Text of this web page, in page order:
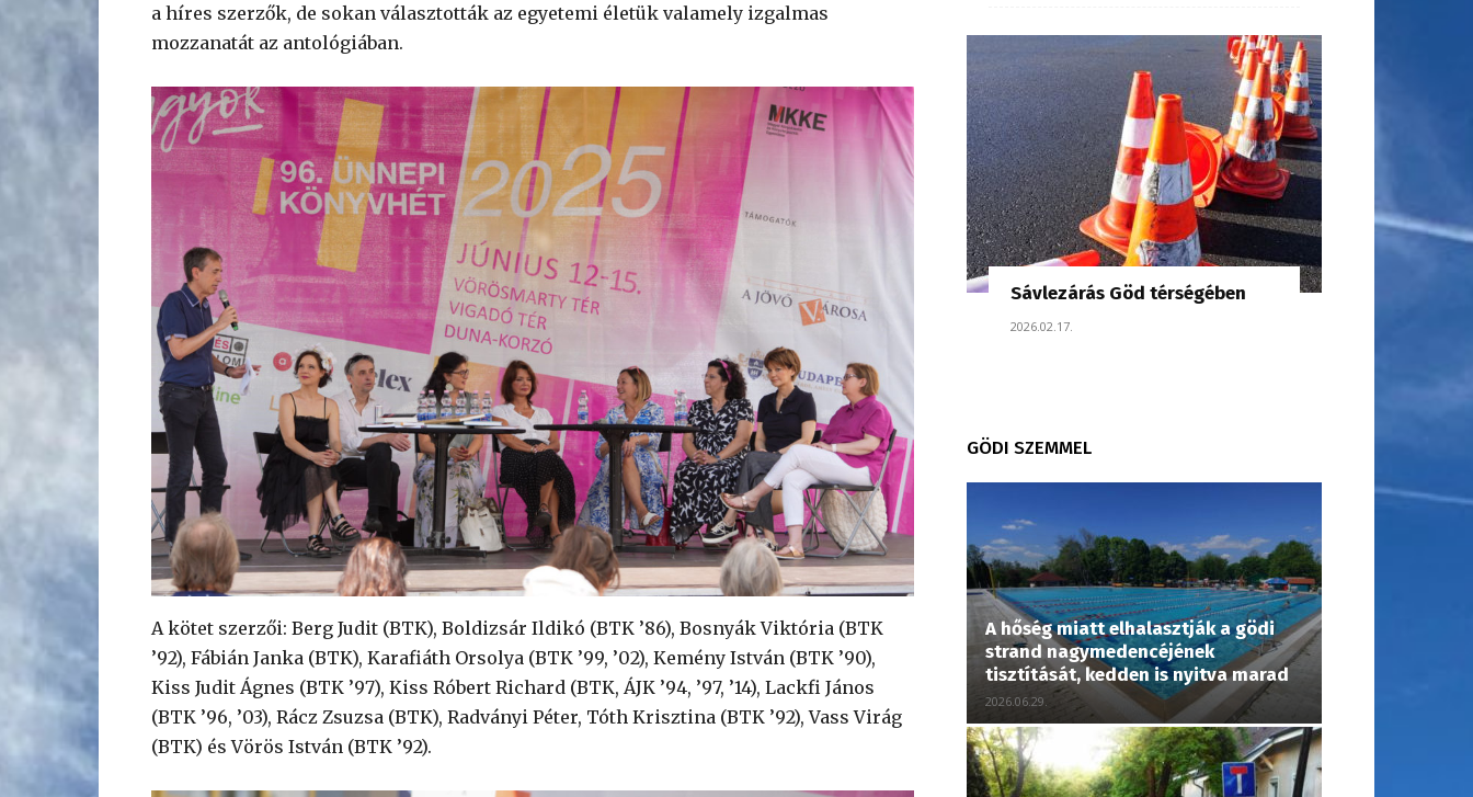
a híres szerzők, de sokan választották az egyetemi életük valamely izgalmas
mozzanatát az antológiában.
A kötet szerzői: Berg Judit (BTK), Boldizsár Ildikó (BTK ’86), Bosnyák Viktória (BTK
’92), Fábián Janka (BTK), Karafiáth Orsolya (BTK ’99, ’02), Kemény István (BTK ’90),
Kiss Judit Ágnes (BTK ’97), Kiss Róbert Richard (BTK, ÁJK ’94, ’97, ’14), Lackfi János
(BTK ’96, ’03), Rácz Zsuzsa (BTK), Radványi Péter, Tóth Krisztina (BTK ’92), Vass Virág
(BTK) és Vörös István (BTK ’92).
Sávlezárás Göd térségében
2026.02.17.
GÖDI SZEMMEL
A hőség miatt elhalasztják a gödi
strand nagymedencéjének
tisztítását, kedden is nyitva marad
2026.06.29.